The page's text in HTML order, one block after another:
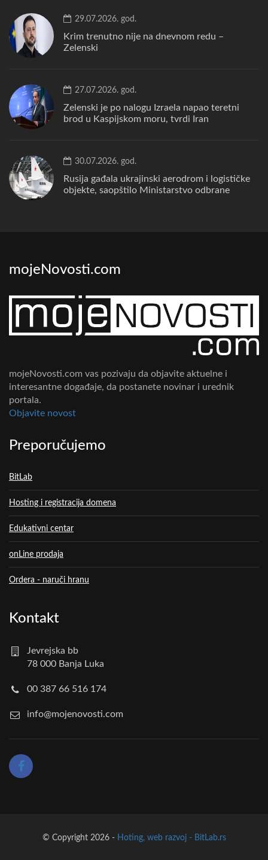
29.07.2026. god.
Krim trenutno nije na dnevnom redu –
Zelenski
27.07.2026. god.
Zelenski je po nalogu Izraela napao teretni
brod u Kaspijskom moru, tvrdi Iran
30.07.2026. god.
Rusija gađala ukrajinski aerodrom i logističke
objekte, saopštilo Ministarstvo odbrane
mojeNovosti.com
mojeNovosti.com vas pozivaju da objavite aktuelne i
interesantne događaje, da postanete novinar i urednik
portala.
Objavite novost
Preporučujemo
BitLab
Hosting i registracija domena
Edukativni centar
onLine prodaja
Ordera - naruči hranu
Kontakt
Jevrejska bb
78 000 Banja Luka
00 387 66 516 174
info@mojenovosti.com
© Copyright 2026 - Hoting, web razvoj - BitLab.rs